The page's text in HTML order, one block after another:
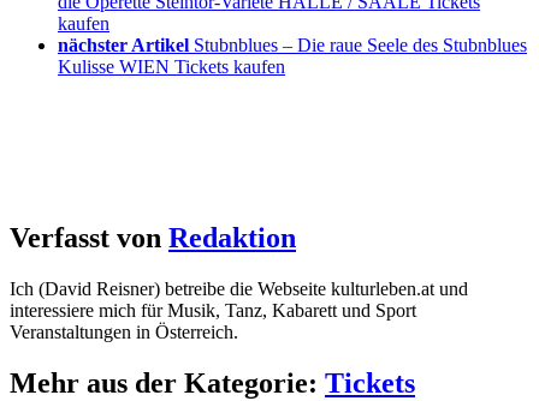
kaufen
nächster Artikel Stubnblues – Die raue Seele des Stubnblues
Kulisse WIEN Tickets kaufen
Verfasst von Redaktion
Ich (David Reisner) betreibe die Webseite kulturleben.at und
interessiere mich für Musik, Tanz, Kabarett und Sport
Veranstaltungen in Österreich.
Mehr aus der Kategorie: Tickets